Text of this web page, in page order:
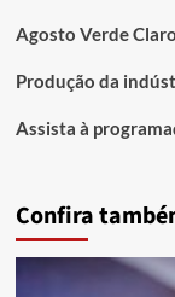
Agosto Verde
Produção da
Assista à
Confira